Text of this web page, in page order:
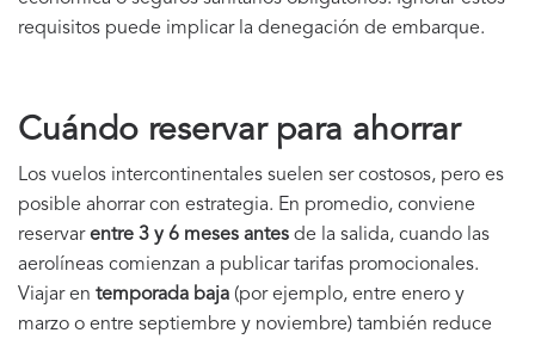
requisitos puede implicar la denegación de embarque.
Cuándo reservar para ahorrar
Los vuelos intercontinentales suelen ser costosos, pero es
posible ahorrar con estrategia. En promedio, conviene
reservarentre 3 y 6 meses antes de la salida, cuando las
aerolíneas comienzan a publicar tarifas promocionales.
Viajar en temporada baja (por ejemplo, entre enero y
marzo o entre septiembre y noviembre) también reduce